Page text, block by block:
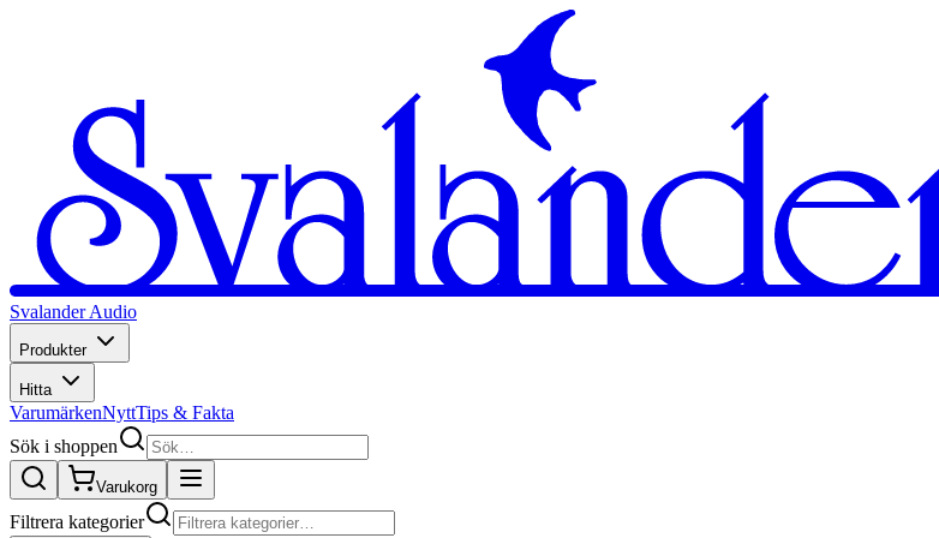
Svalander Audio
Produkter
Hitta
VarumärkenNyttTips & Fakta
Sök i shoppen
Varukorg
Filtrera kategorier